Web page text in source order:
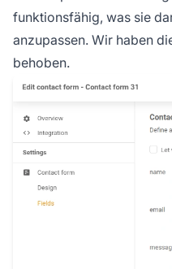
funktionsfähig, was sie
anzupassen. Wir haben
behoben.